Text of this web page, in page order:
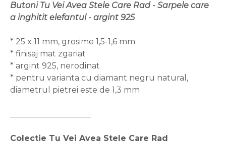
Butoni Tu Vei Avea Stele Care Rad - Sarpele care
a inghitit elefantul - argint 925
* 25 x 11 mm, grosime 1,5-1,6 mm
* finisaj mat zgariat
* argint 925, nerodinat
* pentru varianta cu diamant negru natural,
diametrul pietrei este de 1,3 mm
Colectie Tu Vei Avea Stele Care Rad